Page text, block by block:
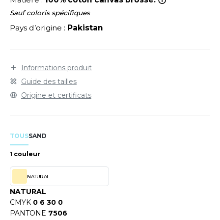
IN EUROPE
LABEL / TEAR AWAY
- BLANKS
Sauf coloris spécifiques
Pays d’origine : Pakistan
Informations produit
Guide des tailles
Origine et certificats
TOUSSAND
1 couleur
NATURAL
NATURAL
CMYK 0 6 30 0
PANTONE 7506